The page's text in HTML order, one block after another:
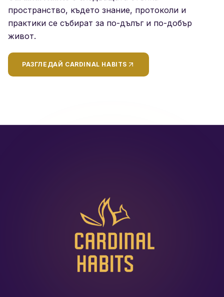
пространство, където знание, протоколи и
практики се събират за по-дълъг и по-добър
живот.
РАЗГЛЕДАЙ CARDINAL HABITS